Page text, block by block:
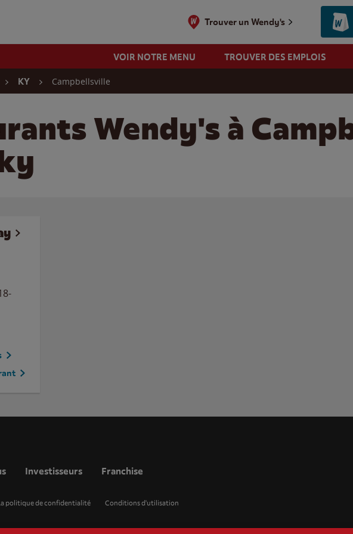
Trouver un Wendy's
VOIR NOTRE MENU TROUVER DES EMPLOIS
KY Campbellsville
Wendy's à
Investisseurs Franchise
politique de confidentialité Conditions d'utilisation